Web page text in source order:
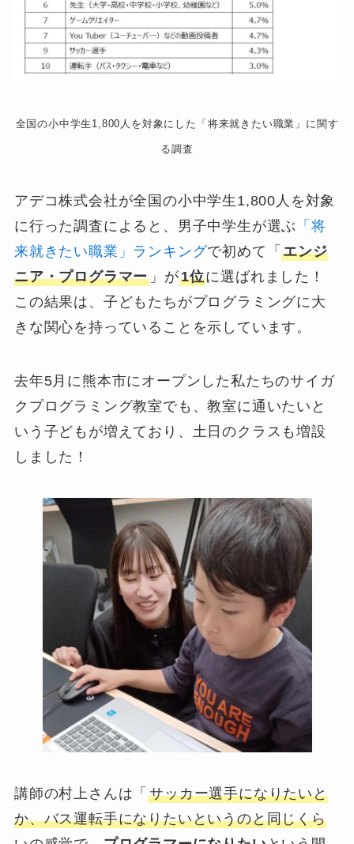
全国の小中学生1,800人を対象にした「将来就きたい職業」に関す
る調査
アデコ株式会社が全国の小中学生1,800人を対象
に行った調査によると、男子中学生が選ぶ 「将
来就きたい職業」ランキングで初めて「エンジ
ニア・プログラマー 」が1位に選ばれました！
この結果は、子どもたちがプログラミングに大
きな関心を持っていることを示しています。
去年5月に熊本市にオープンした私たちのサイガ
クプログラミング教室でも、教室に通いたいと
いう子どもが増えており、土日のクラスも増設
しました！
講師の村上さんは「サッカー選手になりたいと
か、バス運転手になりたいというのと同じくら